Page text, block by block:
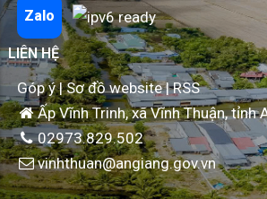
Zalo
LIÊN HỆ
Góp ý|Sơ đồ website|RSS
Ấp Vĩnh Trinh, xã Vĩnh Thuận, tỉnh
02973.829.502
vinhthuan@angiang.gov.vn